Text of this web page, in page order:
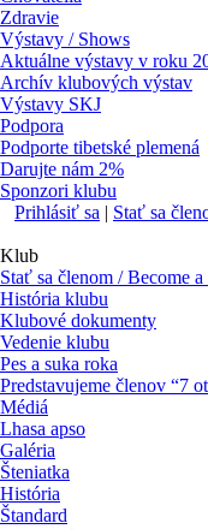
Zdravie
Výstavy / Shows
Aktuálne výstavy v roku
Archív klubových výstav
Výstavy SKJ
Podpora
Podporte tibetské plemená
Darujte nám 2%
Sponzori klubu
Prihlásiť sa | Stať sa
Klub
Stať sa členom / Become a
História klubu
Klubové dokumenty
Vedenie klubu
Pes a suka roka
Predstavujeme členov “7
Médiá
Lhasa apso
Galéria
Šteniatka
História
Štandard